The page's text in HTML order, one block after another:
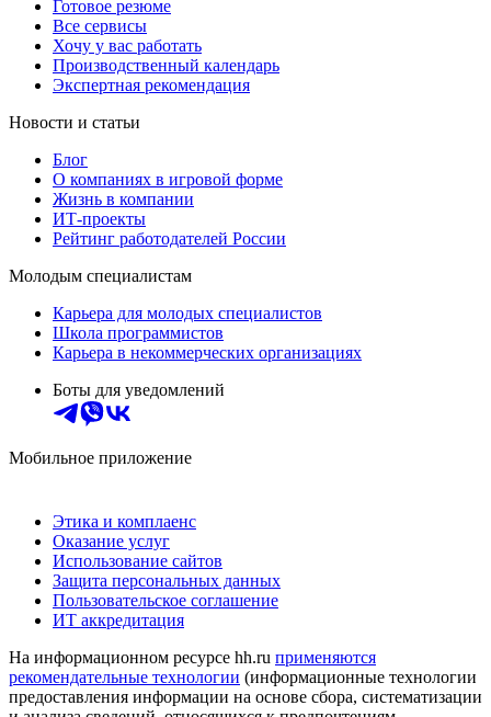
Готовое резюме
Все сервисы
Хочу у вас работать
Производственный календарь
Экспертная рекомендация
Новости и статьи
Блог
О компаниях в игровой форме
Жизнь в компании
ИТ-проекты
Рейтинг работодателей России
Молодым специалистам
Карьера для молодых специалистов
Школа программистов
Карьера в некоммерческих организациях
Боты для уведомлений
Мобильное приложение
Этика и комплаенс
Оказание услуг
Использование сайтов
Защита персональных данных
Пользовательское соглашение
ИТ аккредитация
На информационном ресурсе hh.ru применяются
рекомендательные технологии (информационные технологии
предоставления информации на основе сбора, систематизации